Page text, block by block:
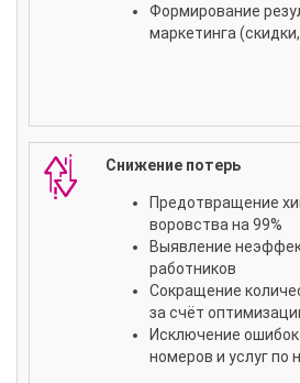
Формирование
маркетинга
Снижение потерь
Предотвращение
воровства на 99%
Выявление
работников
Сокращение
за счёт
Исключение
номеров и услуг по